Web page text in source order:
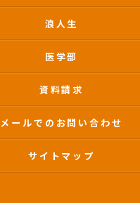
浪人生
医学部
資料請求
メールでのお問い合わせ
サイトマップ